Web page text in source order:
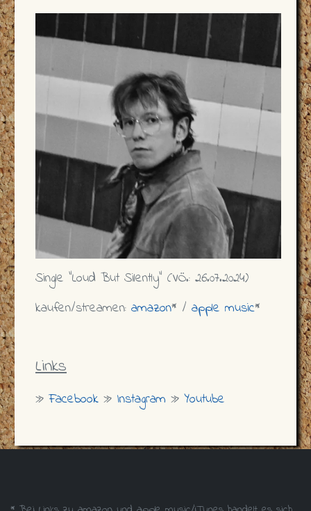
Single "Loud But Silently" (VÖ.: 26.07.2024)
kaufen/streamen: amazon* / apple music*
Links
» Facebook » Instagram » Youtube